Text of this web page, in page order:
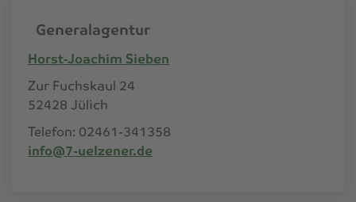
Generalagentur
Horst‑Joachim Sieben
Zur Fuchskaul 24
52428 Jülich
Telefon: 02461-341358
info@7-uelzener.de